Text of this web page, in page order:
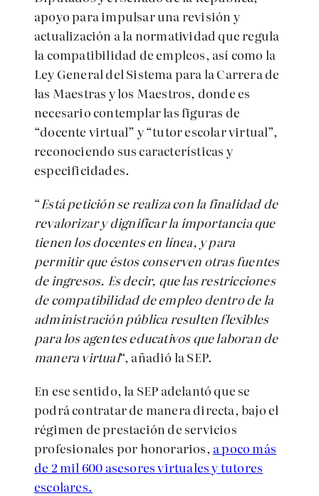
apoyo para impulsar una revisión y
actualización a la normatividad que regula
la compatibilidad de empleos, así como la
Ley General del Sistema para la Carrera de
las Maestras y los Maestros, donde es
necesario contemplar las figuras de
“docente virtual” y “tutor escolar virtual”,
reconociendo sus características y
especificidades.
“Está petición se realiza con la finalidad de
revalorizar y dignificar la importancia que
tienen los docentes en línea, y para
permitir que éstos conserven otras fuentes
de ingresos. Es decir, que las restricciones
de compatibilidad de empleo dentro de la
administración pública resulten flexibles
para los agentes educativos que laboran de
manera virtual“, añadió la SEP.
En ese sentido, la SEP adelantó que se
podrá contratar de manera directa, bajo el
régimen de prestación de servicios
profesionales por honorarios, a poco más
de 2 mil 600 asesores virtuales y tutores
escolares.